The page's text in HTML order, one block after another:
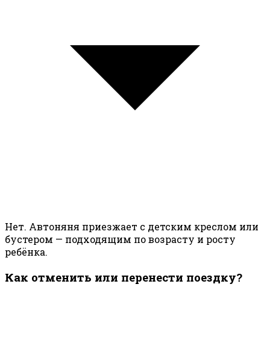
Нет. Автоняня приезжает с детским креслом или
бустером — подходящим по возрасту и росту
ребёнка.
Как отменить или перенести поездку?